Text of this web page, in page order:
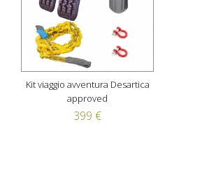
Kit viaggio avventura Desartica
approved
399 €